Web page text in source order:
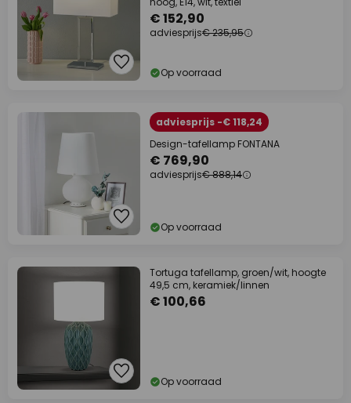
€ 152,90
adviesprijs€ 235,95
Op voorraad
adviesprijs -€ 118,24
Design-tafellamp FONTANA
€ 769,90
adviesprijs€ 888,14
Op voorraad
Tortuga tafellamp, groen/wit, hoogte
49,5 cm, keramiek/linnen
€ 100,66
Op voorraad